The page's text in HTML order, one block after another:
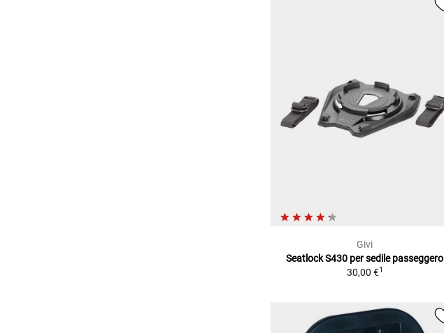
Givi
Seatlock S430 per sedile passeggero
30,00 €1